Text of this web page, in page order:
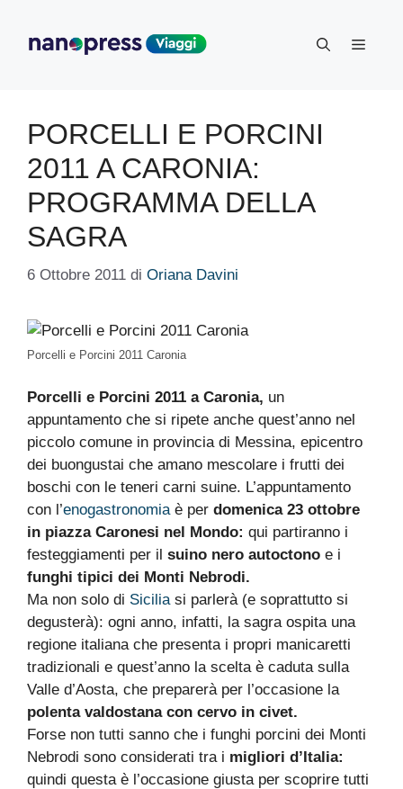
contenuto
Menu
PORCELLI E PORCINI
2011 A CARONIA:
PROGRAMMA DELLA
SAGRA
6 Ottobre 2011 di Oriana Davini
Porcelli e Porcini 2011 Caronia
Porcelli e Porcini 2011 a Caronia, un
appuntamento che si ripete anche quest’anno nel
piccolo comune in provincia di Messina, epicentro
dei buongustai che amano mescolare i frutti dei
boschi con le teneri carni suine. L’appuntamento
con l’enogastronomiaè per domenica 23 ottobre
in piazza Caronesi nel Mondo: qui partiranno i
festeggiamenti per il suino nero autoctono e i
funghi tipici dei Monti Nebrodi.
Ma non solo di Siciliasi parlerà (e soprattutto si
degusterà): ogni anno, infatti, la sagra ospita una
regione italiana che presenta i propri manicaretti
tradizionali e quest’anno la scelta è caduta sulla
Valle d’Aosta, che preparerà per l’occasione la
polenta valdostana con cervo in civet.
Forse non tutti sanno che i funghi porcini dei Monti
Nebrodi sono considerati tra i migliori d’Italia:
quindi questa è l’occasione giusta per scoprire tutti